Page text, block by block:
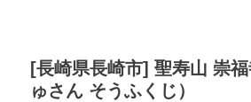
[長崎県長崎市] 聖寿山 崇
ゅさん そうふくじ）